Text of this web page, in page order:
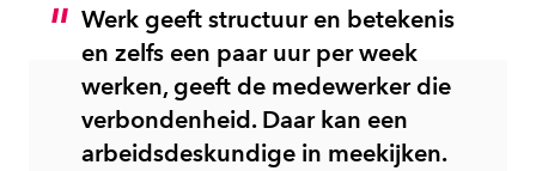
Werk geeft structuur en betekenis
en zelfs een paar uur per week
werken, geeft de medewerker die
verbondenheid. Daar kan een
arbeidsdeskundige in meekijken.